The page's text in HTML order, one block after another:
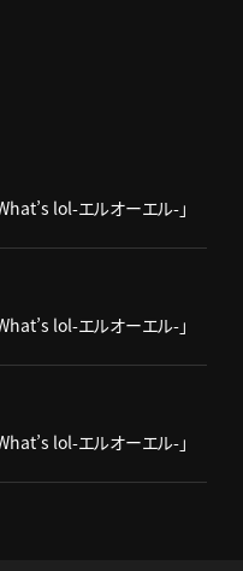
lol-エルオーエル-」
lol-エルオーエル-」
lol-エルオーエル-」